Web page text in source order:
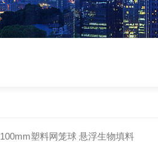
100mm塑料网笼球 悬浮生物填料